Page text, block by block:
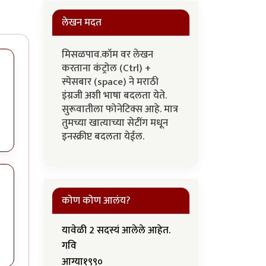
लेखन मदत
मिसळपाव.कॉम वर लेखन
करताना कंट्रोल (Ctrl) +
स्पेसबार (space) ने मराठी
इंग्रजी अशी भाषा बदलता येते.
सुरूवातीला फोनेटिक्स आहे. मात्र
तुमच्या खात्याच्या सेटींग मधून
इनस्क्रीप्ट बदलता येईल.
कोण कोण आलंय?
यावेळी 2 सदस्यं आलेले आहेत.
गवि
आग्या१९९०